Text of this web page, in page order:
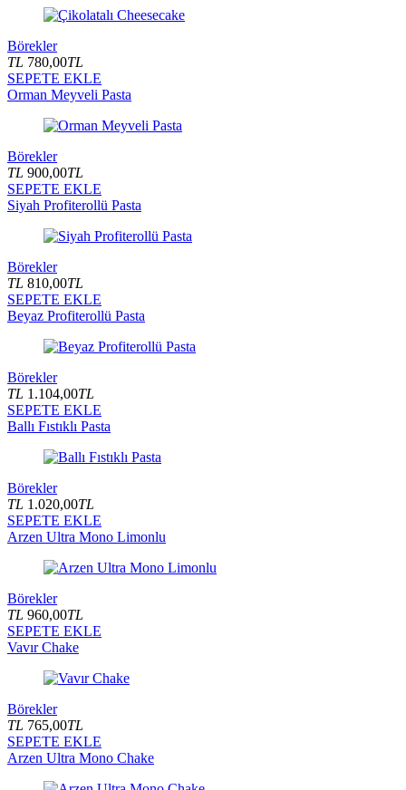
Börekler
TL 780,00TL
SEPETE EKLE
Orman Meyveli Pasta
Börekler
TL 900,00TL
SEPETE EKLE
Siyah Profiterollü Pasta
Börekler
TL 810,00TL
SEPETE EKLE
Beyaz Profiterollü Pasta
Börekler
TL 1.104,00TL
SEPETE EKLE
Ballı Fıstıklı Pasta
Börekler
TL 1.020,00TL
SEPETE EKLE
Arzen Ultra Mono Limonlu
Börekler
TL 960,00TL
SEPETE EKLE
Vavır Chake
Börekler
TL 765,00TL
SEPETE EKLE
Arzen Ultra Mono Chake